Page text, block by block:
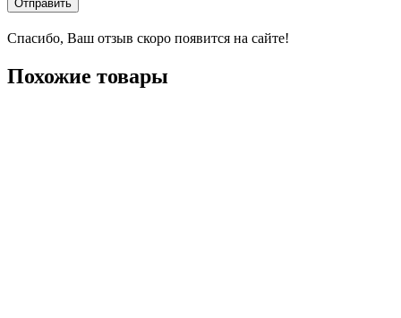
Отправить
Спасибо, Ваш отзыв скоро появится на сайте!
Похожие товары